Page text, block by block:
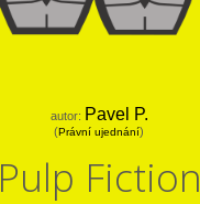
autor: Pavel P.
(Právní ujednání)
Pulp Fiction